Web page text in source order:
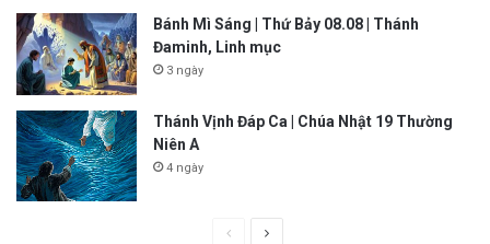
Bánh Mì Sáng | Thứ Bảy 08.08 | Thánh
Đaminh, Linh mục
3 ngày
Thánh Vịnh Đáp Ca | Chúa Nhật 19 Thường
Niên A
4 ngày